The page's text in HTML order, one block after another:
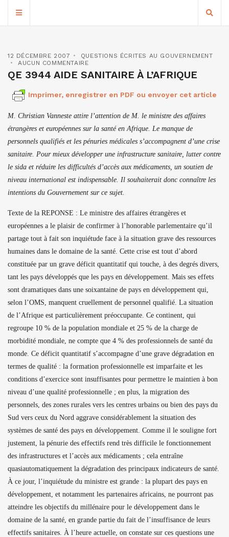
12 DÉCEMBRE 2007
QUESTIONS ÉCRITES AU GOUVERNEMENT
AUCUN COMMENTAIRE
QE 3944 AIDE SANITAIRE À L’AFRIQUE
Imprimer, enregistrer en PDF ou envoyer cet article
M. Christian Vanneste attire l’attention de M. le ministre des affaires
étrangères et européennes sur la santé en Afrique. Le manque de
personnels qualifiés et les pénuries médicales s’accompagnent d’une crise
sanitaire. Pour mieux développer une infrastructure sanitaire, lutter contre
le sida et réduire les difficultés d’accès aux médicaments, un soutien de
niveau international est indispensable. Il souhaiterait donc connaître les
intentions du Gouvernement sur ce sujet.
Texte de la REPONSE : Le ministre des affaires étrangères et
européennes a le plaisir de confirmer à l’honorable parlementaire qu’il
partage tout à fait son inquiétude face à la situation grave des ressources
humaines dans le domaine de la santé. Cette crise est tout d’abord
constituée par un grave déficit quantitatif qui touche, à des degrés divers,
tant les pays développés que les pays en développement. Mais ses effets
sont dramatiques dans une soixantaine de pays en développement qui,
selon l’OMS, manquent cruellement de personnel qualifié. La situation
de l’Afrique est particulièrement préoccupante. Ce continent, qui
regroupe 10 % de la population mondiale et 25 % de la charge de
morbidité mondiale, ne compte que 4 % des professionnels de santé du
monde. Ce déficit quantitatif s’accompagne d’une grave dégradation en
termes de qualité : la formation professionnelle est imparfaite et les
conditions d’exercice sont insuffisantes pour permettre le maintien à bon
niveau d’une qualité professionnelle ; en plus, la migration des
personnels, des zones rurales vers les centres urbains ou bien des pays du
Sud vers ceux du Nord aggrave considérablement la situation des
systèmes de santé des pays en développement. Comme il le souligne fort
justement, la pénurie des effectifs rend très difficile le fonctionnement
des infrastructures et l’accès aux médicaments ; cela entraîne
quasiautomatiquement la dégradation des principaux indicateurs de santé.
À ce jour, l’inquiétude du ministre est grande : la plupart des pays en
développement, et notamment les partenaires africains, ne pourront pas
atteindre les objectifs du millénaire pour le développement dans le
domaine de la santé, en grande partie du fait de l’insuffisance de leurs
effectifs sanitaires. À l’heure actuelle, on constate sur ces questions une